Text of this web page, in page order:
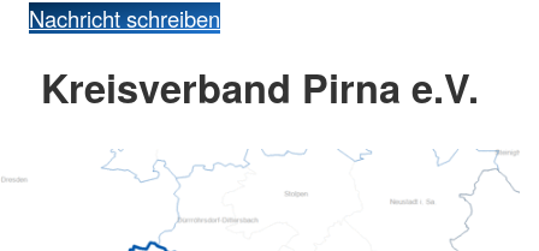
Nachricht schreiben
Kreisverband Pirna e.V.